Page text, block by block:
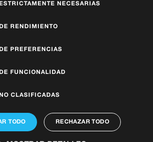
info@rsthomasp.com
(+376) 744 200
Joan Martí 102, Encamp AD200
NECESARIAS
RENDIMIENTO
PREFERENCIAS
FUNCIONALIDAD
CLASIFICADAS
TODO RECHAZAR TODO